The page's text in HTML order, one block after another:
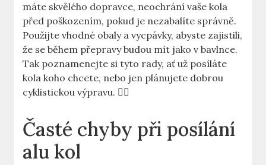
máte skvělého dopravce, neochrání vaše kola
před poškozením, pokud je nezabalíte správně.
Použijte vhodné obaly a vycpávky, abyste zajistili,
že se během přepravy budou mít jako v bavlnce.
Tak poznamenejte si tyto rady, ať už posíláte
kola koho chcete, nebo jen plánujete dobrou
cyklistickou výpravu. 🚴‍♂️
Časté chyby při posílání
alu kol